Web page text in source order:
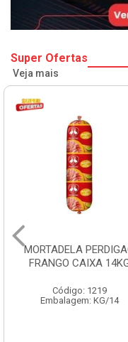
Super Ofertas
Veja mais
SALSICHA HOT DOG
PERDIGAO CX 20KG
Código: 1225
Embalagem: KG/5